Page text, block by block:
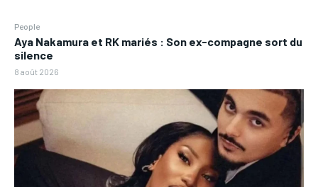
People
Aya Nakamura et RK mariés : Son ex-compagne sort du
silence
8 août 2026